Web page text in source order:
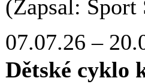
(Zapsal:
07.07.26 –
Dětské cyklo